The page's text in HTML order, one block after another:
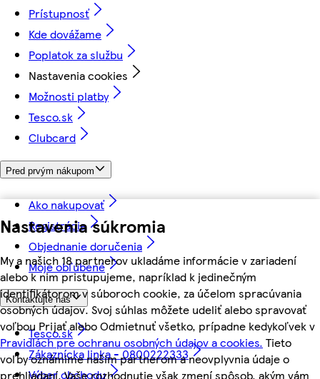
Nastavenia súkromia
My a našich 18 partnerov ukladáme informácie v zariadení
alebo k nim pristupujeme, napríklad k jedinečným
identifikátorom v súboroch cookie, za účelom spracúvania
osobných údajov. Svoj súhlas môžete udeliť alebo spravovať
voľbou Prijať alebo Odmietnuť všetko, prípadne kedykoľvek v
Pravidlách pre ochranu osobných údajov a cookies. Tieto
voľby oznámime našim partnerom a neovplyvnia údaje o
prehliadaní. Vaše rozhodnutie však zmení spôsob, akým vám
Prístupnosť
Kde dovážame
Poplatok za službu
Nastavenia cookies
Možnosti platby
Tesco.sk
Clubcard
Pred prvým nákupom
Ako nakupovať
Registrácia
Objednanie doručenia
Moje obľúbené
Kontaktujte nás
Tesco.sk
Zákaznícka linka - 0800222333
Výber obchodu